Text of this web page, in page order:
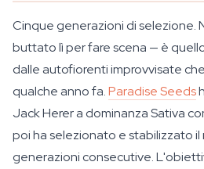
Cinque generazioni di selezione.
buttato lì per fare scena — è
dalle autofiorenti improvvisate
qualche anno fa.Paradise Seeds
Jack Herer a dominanza Sativa
poi ha selezionato e stabilizzato
generazioni consecutive.